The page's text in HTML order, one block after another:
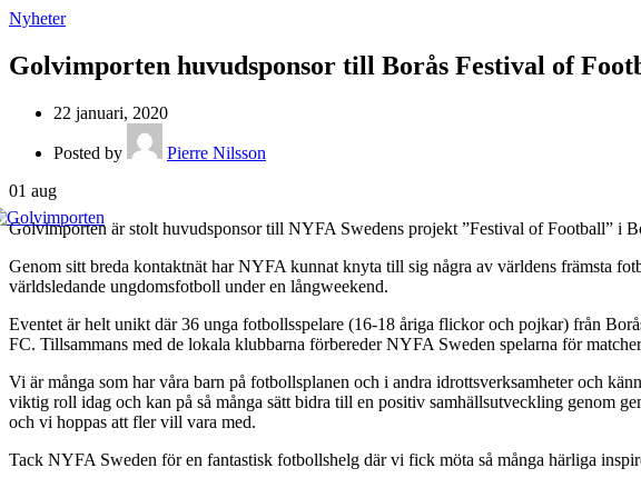
Nyheter
Golvimporten huvudsponsor till Borås Festival of
22 januari, 2020
Posted by
Pierre Nilsson
01 aug
Golvimporten är stolt huvudsponsor till NYFA Swedens projekt ”Festival of Football” i
Genom sitt breda kontaktnät har NYFA kunnat knyta till sig några av världens främsta
världsledande ungdomsfotboll under en långweekend.
Eventet är helt unikt där 36 unga fotbollsspelare (16-18 åriga flickor och pojkar) från
FC. Tillsammans med de lokala klubbarna förbereder NYFA Sweden spelarna för
Vi är många som har våra barn på fotbollsplanen och i andra idrottsverksamheter och
viktig roll idag och kan på så många sätt bidra till en positiv samhällsutveckling genom
och vi hoppas att fler vill vara med.
Tack NYFA Sweden för en fantastisk fotbollshelg där vi fick möta så många härliga